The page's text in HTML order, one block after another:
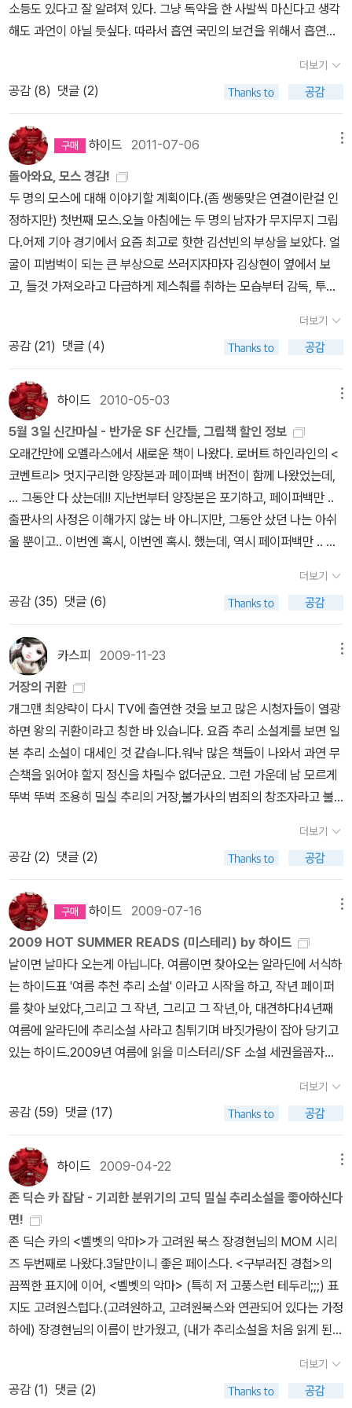
문이나 황금가지도 있지만 단편이어서 책 제목으로 안쓰여져 알라딘
DB에 보이지 않는것 같네요. 31 1950 이누가미 일족 일본의 대표
세핀 테이의 대표작,오로지 침대에서 리처드 3세(우리나라 식으로 하
면 수양대군)의 오명을 벗겨주는 걸작입니다. 33 1954 기나긴 이별
역시나 챈들러의 대표작!! 그냥 북하우스 6권짜리 전집을 지르셔
요 34 1955 재능 있는 리플리 알랑드롱의 영화 태양은 영원히의 원
작. 그책에서 5권으로 세트 간행되었는데 범죄소설이 재미있으신 분
은 세트로 구해하시는 것이 좋으실 거에요 35 1958 점과 선 마쓰모
토 세이초의 데뷔작.흔히 사회파 추리소설의 대부로 알려져 있는 세
이초도 초기에는 본격 추리소설을 썼다는 것을 알수있는 작품이죠.우
리에겐 생소한 이른바 열차추리소설로 열차 시각표의 알라비아를 깨
는 작품입니다. 36 1958 제 8지옥 스탠리 앨린의 단편집,오래전에
읽었던지라 기억이 가물가물(ㅎㅎ 전 자유추리무고본이 있지요)한데
소설을 과연 어떨까하는 추리소설 애독자의 궁금증을 풀어줄 책이
죠. 38 1959 살의의 쐐기 경찰소설의 대가 에드 맥베인으 78분서
시리즈 초기 대표적 걸작 39 1962 깨어진 거울 크리스티 작품이네
요.읽어본것 같은데 저한테는 임팩트가 없었는지 기억이 좀 가물가물
하네요^^;;; 40 1963 추운 나라에서 온 스파이 제임스 본드와 비슷
한 시기에 등장한 리머스,본드처럼 멋지지는 않지만 60년대 냉전시
대의 리얼한 스파이의 모습을 보여주는 걸작으로 문학성으로 평단의
찬사를 받으며 서머싯 몸상, 에드거상 등을 휩쓴 작품이죠.
면, 『모자수집광사건』이 시작되는 장면에서 해드리 경감이 펠 박사의
조수 랜폴과 대화를 나누는 과정에서 ‘스태버스 사건’을 언급한다. 경
감은 이 ‘스태버스 사건’ 덕분에 기드온 펠 박사의 추리 능력을 알게
됐고, 랜폴은 이 사건 덕분에 지금의 배우자를 만날 수 있었다고 말한
석을 달지 않았다. 스태버스 사건은 기드온 펠 박사가 처
음으로 등장하는 카의 작품 속 사건이다. 국내에서는 『마녀가 사는
집』(해문출판사, 2003년)이라는 제목으로 소개된 『Hag's nook』이
다. 이 작품을 간략하게 설명하자면, 스태버스 가문의 사람들이 목이
부러져 죽은 사건을 펠 박사가 맡게 된다. 스태버스 가문의 조상인 앤
터니는 자신의 저택 근처에 마녀를 처형하고 그 옆에 교도소를 지었
다. 이때부터 스태버스 가문의 끔찍한 저주가 시작된다. 후손들은 목
이 부러진 채 죽고 만 것이다. 랜폴은 기차 여행을 하는 길에서 우연히
스태버스 가문의 저주를 푼다. 『모자수집광사건』의 역자가 추리소설
에 정통하고 관심이 많았더라면 작품 속 사소한 대화 내용을 그냥 지
나치지 않았을 것이다. 주석까지는 아니더라도 작품 해설에 언급됐어
야 한다. 동서미스터리문고의 작품 해설 방식도 아쉽다. 작가의 작품
세계를 이해하는 데 너무 부족한 분량이라고 생각한다. 참고로 『마녀
가 사는 집』과 『모자수집광사건』은 2003년에 1월에 동시에 국내에
출간되었다. 그런데 『마녀가 사는 집』는 아동용 작품으로 소개되는
바람에 오히려 카 특유의 괴기스러운 분위기를 죽이는 어설픈 삽화를
넣어버린 ‘악마의 편집(?)’을 저질렀고(이 책에 대한 카스피님의 서
평을 참고했음), 『모자수집광사건』은 카의 작품을 좀 더 상세하게 알
려줄 수 있는 내용을 간과하고 말았다. 여러모로 두 작품이 아쉬울 수
소등도 있다고 잘 알려져 있다. 그냥 독약을 한 사발씩 마신다고 생각
해도 과언이 아닐 듯싶다. 따라서 흡연 국민의 보건을 위해서 흡연을
가 있어야 할 것이다. 아니 어쩌면 그보다 근본적으로, 흡연국민의 흡
연욕구 내지는 흡연의도가 그들의 삶과 어떤 연관이 있는지에 대한
이해가 선행되어야 할지도 모른다. 최근 복지부가 발표한 담뱃값 2
000원 인상은 기정사실화 되고 있다. 지난 10년 동안 정부의 담뱃값
의 동결을 생각해본다면, 문형표 보건 복지부 장관이 밝힌 입장처럼
복지부의 담뱃값 인상 계획이 흡연율을 낮추기 위한 것인가에 대해서
는 의구심이 든다. 혹시 물가 상승을 고려한 세수확보를 위한 것이 아
닐까? 담배의 중독성을 감안한다면, 2000원 정도의 가격 상승으로
흡연을 단념할 인구가 얼마나 될 것인가? “완전 금연”이 복지부의 의
도라면 2000원 가량의 인상이 아니라 아예 만원, 아니 어쩌면 “흡연
벌금”을 매겨야 하지 않을까? 우리나라는 실제로 15세 이상의 남성
흡연율은 37.6%로 OECD 회원국에서는 두 번째로 높다. 하지만 담
배가격은 OECD회원국 중 가장 저렴하고 담뱃세도 권고치의 70%
스 플랜 2020’의 의도대로 정부는 흡연율을 최소 29%까지 낮추고
자 하는 것일 지도 모른다. 그리고 실제로 미국이나 캐나다의 경우 담
뱃값인상이 흡연율 저감시도의 단기효과에 공헌한 사례가 있다. 그러
나 흡연율의 감소가 일시적이었다는 것을 보면 흡연국민의 흡연욕구
내지는 흡연 의도는 담뱃값이라기보다 그들의 삶과 어떤 연관성이 있
을지도 모른다. 문제를 자세히 들여다보면, 담배가격의 상승폭과 함
께 물가연동제를 실시하겠다는 정부의 발표는 지속적인 물가 상승률
을 인식한 것이라 볼 수 있다. 즉 정부는 담배가격의 상승으로 세금 확
한국투자증권의 한 연구원(이경주, 연합뉴스, 2014)은 최근 연속되
는 담배와 금연보조제 관련주가가 급락세 또는 일시적인 하락을 보이
고 있음에도 불구하고, 담배가격 인상이 결국에 담배와 금연보조제
관련주가의 중장기적으로 호재가 될 것으로 전망하고 있다. 조세재
정연구원의 보고서에 따르면 담배가격이 4500원으로 인상될 경우
세수가 훨씬 늘어날 것이며 6500원으로 인상될 경우 흡연자들이 금
연하겠다는 설문조사 결과가 있었다. 최근의 담뱃값인상은 이 연구결
과를 적극적으로 사업목적에 적용으로 보인다. 즉 현재 발표한 물가
인상 폭정도의 인상이라면, 담뱃값의 인상은 국민의 건강을 위한 것
이 아니라 국민을 상대로 한 지금까지의 성공적인 담배 비즈니스를
그대로 유지하겠다는 정부의 담배사업의 의지를 결연히 보인 것뿐이
서 나오는 세금이 국민의 건강을 위해서 건강증진기금이나 금연사업,
건강보험의 지원 등에 쓰이고 있는지, 혹시 다른 목적으로 전용되는
것은 아닌지에 대해 규명을 하도록 요구해야 할 것이다. 이도 저도 안
되는 사회라면, 어쩌면 보다 근본적으로 국민의 흡연의도와 흡연욕구
의 원인을 그들의 삶이나 그들이 살고 있는 사회와의 연관성에서 찾
아보고 다른 답안을 찾아봐야 하는 것은 아닐까? p.s.담배에 대한 새
로 시작된 관심 때문에 책이라도 써볼까 했더니 나와있는 책이 많다.
책들의 목록을 모아놓으면 나중에라도 자료로 쓸 수 있지 않을까. 담
배의 역사를 볼 수 있을 듯하다. 담배사업은 정부가 주
가 아닌가. 그렇지만 그러한 자유를 형성한 사회와 문화가 있으리라
본다. 흡연과 문화가 전혀 무관하지 않다. 뿐만 아니라 정치까지
연도 꽤나 유명하다. 때문에 담배를 손에 쥐고 있는 모습의 사진이 자
주 눈에 띈다. 그는 심리적으로 어떻게 분석하고 있을까.. 담
배를 핀다는 것은 기성 문화나 정치에 반한다는 아니면 적어도 어떤
사회적 여건에 반한다는 '반항의 포즈'를 가지고 있다. 유럽의 많은 나
라에서 금연을 법적으로 '불법'으로 명시했었던 것을 상기하면, 흡연
욕구나 의도의 본질을 들여다 볼 수 있지 않을까. 현재의 상황
을 좀 더 자세히 살펴보면 역사적으로 반복되어 왔던 사건이고 이슈
라는데 문제의 힌트가 있다. 어떤 힘의 충돌과 갈등, 그리고 팽팽한 밀
당이 존재해왔음을 볼 수 있다.
더보기
공감 (8) 댓글 (2)
하이드 2011-07-06
돌아와요, 모스 경감!
두 명의 모스에 대해 이야기할 계획이다.(좀 쌩뚱맞은 연결이란걸 인
정하지만) 첫번째 모스.오늘 아침에는 두 명의 남자가 무지무지 그립
다.어제 기아 경기에서 요즘 최고로 핫한 김선빈의 부상을 보았다. 얼
굴이 피범벅이 되는 큰 부상으로 쓰러지자마자 김상현이 옆에서 보
고, 들것 가져오라고 다급하게 제스춰를 취하는 모습부터 감독, 투수,
벤치에 있는 걸 보고, 그리워졌다.로감독님. (조감독을 비난하자는게
아니라, 우리나라 감독들이 선수 부상때 벤치에 있는 것이 아마 대부
분일 것이다.) 선수 부상이 염려되면, 누구보다 먼저 뛰어 나가서 선
수 돌보는 감독님, (이 사람, 심지어 벤클때도 뛰어나간다. ^^;)팬과
우리 선수들 최고라며 늘 치켜 올려주던 로감독님, 롯데에 있을때도
늘 사랑했지만, 지금 정반대로 선수 까고, 팬 까는게 장사이신 (모두
까기 순페를 능가하는) 호9때문에 하루도 로감독님 이름이 롯데 야구
커뮤너티에 안 올라오는 날이 없다.무튼, 오늘 아침 동생과 어제 경기
이야기하다가 로감독님 보고싶다며 징징 댔고,그 때 나는 읽고 있던
버트란드 러셀의 에세이 (러셀 선생님!!!) 를 잠시 놓고, 다시 <라인업
>을 펼치고 있었다.제프리 디버 편을 가볍게 읽고, 콜린 덱스터로 넘
어갔다.아.. 모스 경감님 ㅜㅜ 돌아와요.이거 엎어졌단 얘기를 들었다.
하지만 난 원서가 있지. 이사 후 어디 있는지 알 수 없지만, 여튼, 다시
자신에 대해 짧게 몇 마디 하겠다. 나는 평생 교육자로 일해 왔다. 처
음에는 영국의 여러 초등학교에서 라틴어와 그리스어를 가르치다가
청각을 잃어가면서 생활에 지장을 받게 된 후 옥스퍼드 대학 특별상
임위원회에서 라틴어, 그리스어, 고대 역사와 영문학 문제를 출제하
는 행정관으로 근무했다. 그럼 시작해볼까!'<라인업> 콜린 덱스터 편
의 시작이다.정말 미치게 좋아해서 출판사에 전화도 하고, 대형서점
에 전화도 하며, 깔리자마자 채왔던 모스 경감 시리즈. 알라딘 서재가
가장 활발하던(지금보다 방문자수는 적었지만) 시절이기도 하다.모
버일수도) 던 시절이었다. 판다님, 새벽별님, 등등등아, 콜린 덱스터
가 선생님이었구나. 라틴어, 그리스어, 고대 역사와 영문학 문제. 풉 -
(애정을 듬뿍 담은 풉 하는 웃음소리!)1975년 추리소설 출판으로 유
명한 맥밀란 출판사에서 모스 경감 첫번째 시리즈이자 콜린 덱스터
첫번째 소설 <우드스톡행 마지막 버스>가 나오게 된다.' 이 소설에는
모스라는 이름의 형사가 나옵니다. '모스라고 불러줘요.' 아주 매력적
이고 유쾌한 여성이 그에게 이름을 물었을 때 대답했던 것처럼 그는
앞으로도 여러 번 이 말을 하게 됩니다. 이 글에서 이제부터는 그를 모
스라고 부르겠습니다.'짧은 글에 재미난 이야기가 끊임없이 나온다.
위에 인용한 첫부분부텀도!영향 받은 범죄소설 작가로 섹스톤 블레이
크, 팅커, 에드거 월레스 (아무도 모르겠다. 혹시나 싶어 검색해보니,
밀실 트릭을 선보인 존 딕슨 카를 언급해야겠습니다. 나는 모스가 해
결해야 할 그런 밀실 트릭 미스터리는 쓸 수 없었지만, 어쨌든 날 그렇
게 열광시킨 것은 바로 '밀실'이란 요소였습니다.'' 또 내게 큰 영향을
미친 작가들이 있습니다. 나는 오랫동안 소설 속에 아주 유쾌한 분위
기의 도시, 거리, 술집들을 설정해 놓은 몇몇 작가들의 능력을 부러워
했는데 그중에서도 특히 심농과 챈들러가 그런 작가들이죠. 나는 모
스가 불려간 아주 많은(대부분 치명적인) 현장이 나온 페이지들 속에
옥스퍼드의 물리적 존재감과 옥스퍼드란 도시의 영혼이 스며들었기
를 바랍니다.'쓰고 보니, 내가 가장 좋아하는 추리 소설들은 소설 속의
장소를 또 하나의 주인공으로 설정하고, 잘 표현해내는 작가들이다.
챈들러는 물론이고, 심농도!, 그리고 콜린 덱스터와 가장 좋아하는 미
국 작가 중 하나인 에드 맥베인!까지.모스 경감은 ..'감수성이 예민하
며 가끔은 기이할 정도로 마음에 상처를 입기 쉬운 남자입니다. 그는
더보기
공감 (21) 댓글 (4)
하이드 2010-05-03
5월 3일 신간마실 - 반가운 SF 신간들, 그림책 할인 정보
오래간만에 오멜라스에서 새로운 책이 나왔다. 로버트 하인라인의 <
코벤트리> 멋지구리한 양장본과 페이퍼백 버전이 함께 나왔었는데,
... 그동안 다 샀는데!! 지난번부터 양장본은 포기하고, 페이퍼백만 ..
출판사의 사정은 이해가지 않는 바 아니지만, 그동안 샀던 나는 아쉬
울 뿐이고.. 이번엔 혹시, 이번엔 혹시. 했는데, 역시 페이퍼백만 .. 내
려운 책보다 하인라인같은 책들 먼저 냈으면 안됐나? 흑나온지 며칠
되었는데, 아직 책소개도 안 나와있네. 책 뒤에 나와 있는 소개를 옮겨
보면체제에 충성하던 주인공은 왜 목숨을 건 로맨스와 혁명에 뛰어들
었나?전체주의 종교 국가로 탈바꿈한 21세기의 미국, 예언자의 경호
대원으로 충성하던 존 라일은예언자와의 성스런 의식을 앞둔 여집사
주디스와 어느 날 운명적인 만남을 갖는다.과학소설계 3대 거장 로버
트 하인라인의 전설적인 가상역사 '미래사' 시리즈 연작!<므두셀라의
아이들>사기만 하고 보지도 않았더니; 므두셀라랑 이 작품이랑 근간
으로 나와 있는 <달을 판 사나이>까지 '미래사' 연작으로 나와 있다.
오호- 시리즈였어? 급관심사족 덧붙이면, 오멜라스는 뭐랄까.. 구매
는 나오는 족족 다 했는데, 읽지를 못했어; 왜 이런 일이 생기는 걸까.
유독 오멜라스 책만 그래.어슐러 르 귄의 <하늘의 물레> 알라딘에 원
서 제목 The Lather of Heaven 로 오타 났어나온지 며칠 되었는
가 무성의인건지 알 수가 없군.무튼, 출판사 홈페이지에서 가져왔다.
장자의 사상을 바탕으로 작품을 집필하였다. 제목인 『하늘의 물레』(L
athe of Heaven) 역시 장자의 『경상초편』에서 언급된 천균(天均)
을 영어로 번안한 것이기도 하며, 꿈을 꾸게 되면 그대로 세상이 바뀌
고 마는 주인공의 이야기나 바다거북을 닮은 외계인은 장자의 '호접
지몽'과 '우물 안의 개구리'를 연상시킨다. 미국에서 2002년 TV 드
라마로 만들어져 화제를 불러모으기도 했다.줄거리 꿈꾸기를 두려워
하여 각성제를 과다 복용한 오르는 결국 하버 박사를 찾아온다. 박사
를 진정시키고 몇 가지 실험을 한다. 놀랍게도 오르의 말처럼 그의 꿈
대로 세상은 바뀌고, 이 모든 걸 하버 박사 역시 경험하고 알게 된다.
하버 박사는 오르의 꿈을 이용하여 세상을 더 나은 곳으로 만드려는
야심을 갖는다. 그러나 '사람이 너무 많아 지구의 미래가 너무 어둡
다'는 말에 '과거에 세계적인 역병이 돌아 지구의 인구가 1/10로 줄어
들었다'는 과거가 생겨나고, '사람들끼리 싸우지 않는 평화로운 세상
을 원한다'는 말에 외계로부터 공격이 들어와 인류는 하나로 뭉쳐 외
계와 싸우게 되는 일이 벌어지는 등 점차 세상은 혼란스럽게 변해만
간다.위키에서 보고 '이게 뭔소리여' 할만 했네. 르 귄의 작품은 해인
시리즈를 무지 괜찮게 봤어서 (이거 이전에 원서 가지고 싶다고 안달
복달했는데, 원서도 이미 겟했고) 이 작품도 일단 구매할 것 같다.로
크 미디어에서 존 딕슨 카 시리즈를 이렇게나 꾸준히 내 주고 있다.이
구부러진 경첩> 읽고 재미 없어져서, 그 다음부터 안읽었다. 지조없
더보기
공감 (35) 댓글 (6)
카스피 2009-11-23
거장의 귀환
개그맨 최양략이 다시 TV에 출연한 것을 보고 많은 시청자들이 열광
하면 왕의 귀환이라고 칭한 바 있습니다. 요즘 추리 소설계를 보면 일
본 추리 소설이 대세인 것 같습니다.워낙 많은 책들이 나와서 과연 무
슨책을 읽어야 할지 정신을 차릴수 없더군요. 그런 가운데 남 모르게
뚜벅 뚜벅 조용히 밀실 추리의 거장,불가사의 범죄의 창조자라고 불
거장인 카지만 국내에는 그닥 많은 책들이 소개되어 있지는 않아서
본격 미스터리 팬으로 무척 안타까웠는데 어느내 나온책이 꽤 되네
요. 카의 추리소설은 그간 일본 추리 문고의 중역본인 동서 DMB에
서 몇권 나온적이 있었으나 70년대 일본어를 중역한것이서 요즘 독
자들한테 미흡한 면이 많았었는데 요새 고려원등에서 나오기 시작하
는 것이 무척 반갑기 그지 없네요. 딕슨 카의 작품은 대략 장편만 70
권이 넘는다고 하는데 앞으로도 계속 좋은 작품이 많이 번역되길 희
망해 봅니다. <국내 번역작들> 아라비안 나이트 살인 - 존 딕슨 카 시
리즈 2/로크 미디어 밤에 걷다 - 존 딕슨 카 시리즈 1 /로그 미디어 벨
벳의 악마/고려원 구부러진 경첩/고려원 셜록 홈즈 미공개 사건집/북
스피어 연속 살인사건 ㅣ 동서 미스터리 북스 146 해골성 ㅣ 동서 미
스터리 북스 110 세 개의 관 ㅣ 동서 미스터리 북스 90 화형법정 ㅣ
동서 미스터리 북스 19 모자수집광사건 ㅣ 동서 미스터리 북스 60
caspi
더보기
공감 (2) 댓글 (2)
하이드 2009-07-16
2009 HOT SUMMER READS (미스테리) by 하이드
날이면 날마다 오는게 아닙니다. 여름이면 찾아오는 알라딘에 서식하
는 하이드표 '여름 추천 추리 소설' 이라고 시작을 하고, 작년 페이퍼
를 찾아 보았다,그리고 그 작년, 그리고 그 작년,아, 대견하다!4년째
여름에 알라딘에 추리소설 사라고 침튀기며 바짓가랑이 잡아 당기고
있는 하이드.2009년 여름에 읽을 미스터리/SF 소설 세권을꼽자면,
다.리뷰 퍼디도 스트리트 정거장 http://blog.aladin.co.kr/misshid
e/2860487신세계에서 http://blog.aladin.co.kr/misshide/295
6000경관의 피 http://blog.aladin.co.kr/misshide/2604324그
리고 2009 hot summer reads 시작합니다. 라고 멍석은 징하게 깔
았으나, 올해 나온 책 위주로 하려고 했더니, 라인업이 그닥이다. 일단
기다리는 시리즈가많이 안 나와줬고, 한참 읽기 시작하던 2006년에
서 2008년까지 읽고 나니 더 이상 찾아 읽을 것들이 많지 않고, 뭐,
이런 어줍짢은 핑계를 대보며, 책추천을 시작해본다.1. 요코미조 세이
시 : 긴다이치 시리즈첫 시리즈인 <혼징살인사건>과 시공사에서 매
년 여름 꾸준하게 내 준 눈 높고 까다롭고 제멋대로인 내가 생각하기
에 최고의 시리즈 표지인 시공사의 시리즈 가장 유명한 시리즈들이
거의 다 나와서, 더 나와줄까 우려했는데 ( http://blog.aladin.co.k
r/misshide/2272831 -> 이누가미의 첫 리뷰. -_-v 마침 사진이 있
는데 광화문 스타벅스인 것으로 기억. 노트북의 바탕화면의 롯데자이
더보기
공감 (59) 댓글 (17)
하이드 2009-04-22
존 딕슨 카 잡담 - 기괴한 분위기의 고딕 밀실 추리소설을 좋아하신다
면!
존 딕슨 카의 <벨벳의 악마>가 고려원 북스 장경현님의 MOM 시리
즈 두번째로 나왔다.3달만이니 좋은 페이스다. <구부러진 경첩>의
끔찍한 표지에 이어, <벨벳의 악마> (특히 저 고풍스런 테두리;;;) 표
지도 고려원스럽다.(고려원하고, 고려원북스와 연관되어 있다는 가정
하에) 장경현님의 이름이 반가웠고, (내가 추리소설을 처음 읽게 된
어서, 무려 오프 서점에서 샀던( 누가 사줬지만;) 책인데, 내용이 지금
까지 읽었던 존 딕슨 카중 가장 실망스러워서, 이래저래 안타까웠더
더보기
공감 (1) 댓글 (2)